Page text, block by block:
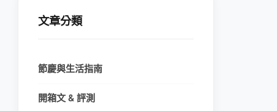
文章分類
節慶與生活指南
開箱文 & 評測